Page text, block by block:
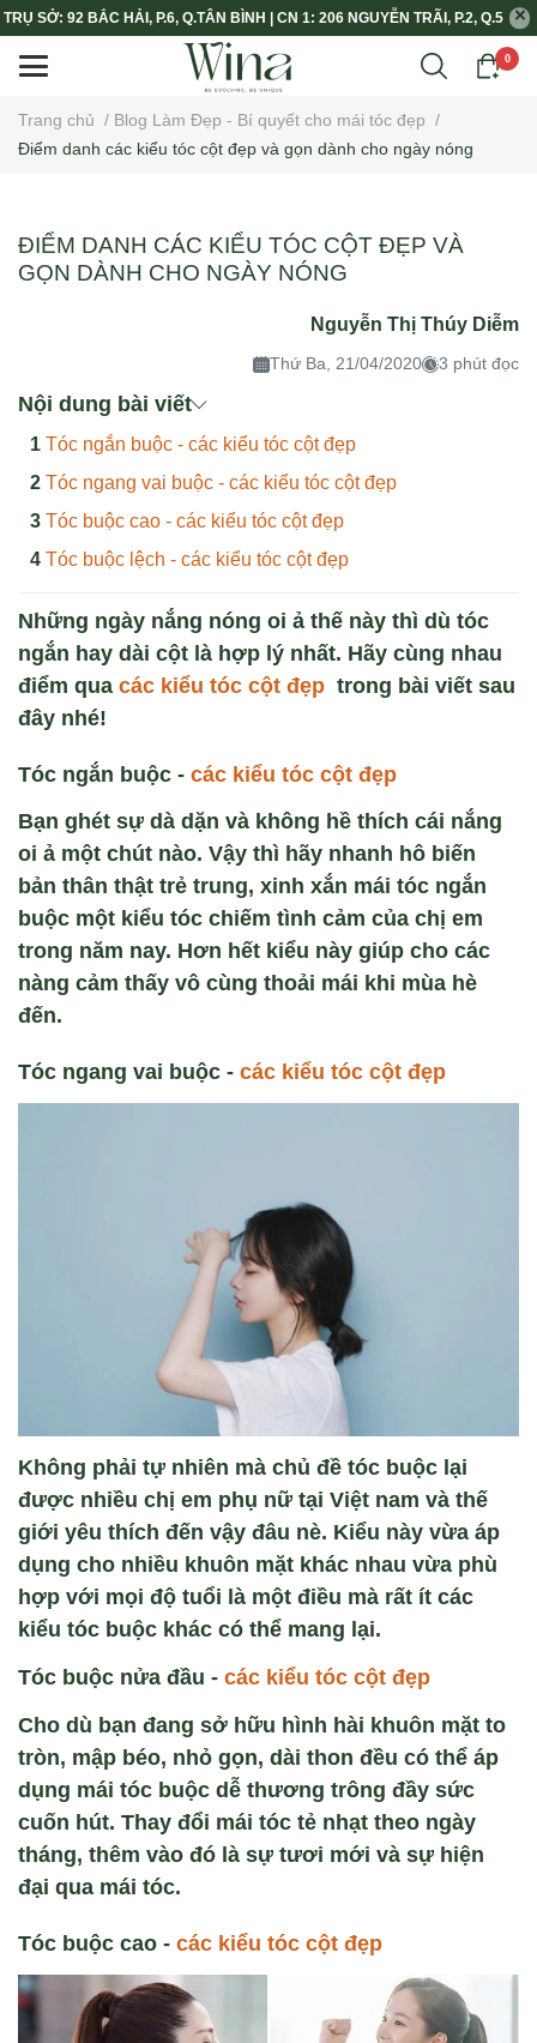
TRỤ SỞ: 92 BẮC HẢI, P.6, Q.TÂN BÌNH | CN 1: 206 NGUYỄN TRÃI, P.2, Q.5
0
Trang chủ / Blog Làm Đẹp - Bí quyết cho mái tóc đẹp /
Điểm danh các kiểu tóc cột đẹp và gọn dành cho ngày nóng
ĐIỂM DANH CÁC KIỂU TÓC CỘT ĐẸP VÀ
GỌN DÀNH CHO NGÀY NÓNG
Nguyễn Thị Thúy Diễm
Thứ Ba, 21/04/2020 3 phút đọc
Nội dung bài viết
Tóc ngắn buộc - các kiểu tóc cột đẹp
Tóc ngang vai buộc - các kiểu tóc cột đẹp
Tóc buộc cao - các kiểu tóc cột đẹp
Tóc buộc lệch - các kiểu tóc cột đẹp
Những ngày nắng nóng oi ả thế này thì dù tóc
ngắn hay dài cột là hợp lý nhất. Hãy cùng nhau
điểm qua các kiểu tóc cột đẹp trong bài viết sau
đây nhé!
Tóc ngắn buộc - các kiểu tóc cột đẹp
Bạn ghét sự dà dặn và không hề thích cái nắng
oi ả một chút nào. Vậy thì hãy nhanh hô biến
bản thân thật trẻ trung, xinh xắn mái tóc ngắn
buộc một kiểu tóc chiếm tình cảm của chị em
trong năm nay. Hơn hết kiểu này giúp cho các
nàng cảm thấy vô cùng thoải mái khi mùa hè
đến.
Tóc ngang vai buộc - các kiểu tóc cột đẹp
Không phải tự nhiên mà chủ đề tóc buộc lại
được nhiều chị em phụ nữ tại Việt nam và thế
giới yêu thích đến vậy đâu nè. Kiểu này vừa áp
dụng cho nhiều khuôn mặt khác nhau vừa phù
hợp với mọi độ tuổi là một điều mà rất ít các
kiểu tóc buộc khác có thể mang lại.
Tóc buộc nửa đầu - các kiểu tóc cột đẹp
Cho dù bạn đang sở hữu hình hài khuôn mặt to
tròn, mập béo, nhỏ gọn, dài thon đều có thể áp
dụng mái tóc buộc dễ thương trông đầy sức
cuốn hút. Thay đổi mái tóc tẻ nhạt theo ngày
tháng, thêm vào đó là sự tươi mới và sự hiện
đại qua mái tóc.
Tóc buộc cao - các kiểu tóc cột đẹp